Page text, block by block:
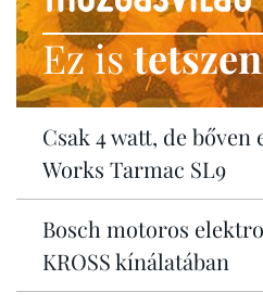
Ez is
Csak 4 watt, de
Works Tarmac SL9
Bosch motoros
KROSS kínálatában